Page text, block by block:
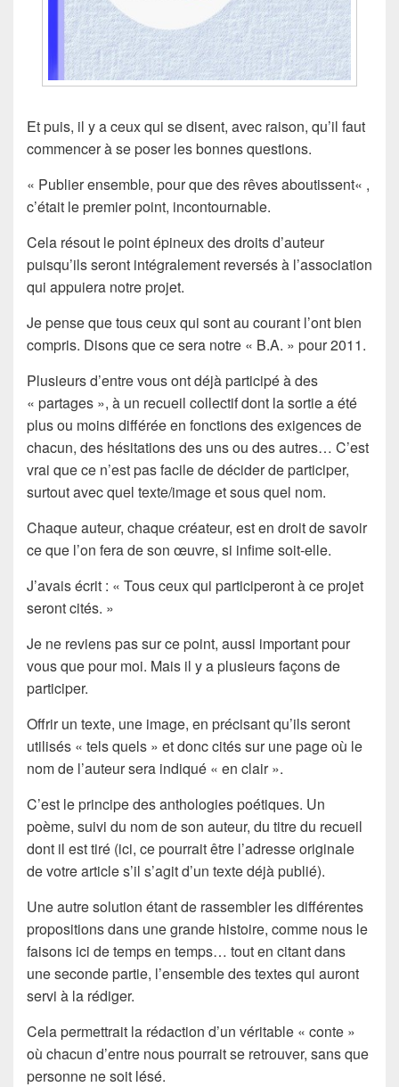
Et puis, il y a ceux qui se disent, avec raison, qu’il faut
commencer à se poser les bonnes questions.
« Publier ensemble, pour que des rêves aboutissent« ,
c’était le premier point, incontournable.
Cela résout le point épineux desdroits d’auteur
puisqu’ils seront intégralement reversés à l’association
qui appuiera notre projet.
Je pense que tous ceux qui sont au courant l’ont bien
compris. Disons que ce sera notre « B.A. » pour 2011.
Plusieurs d’entre vous ont déjà participé à des
« partages », à un recueil collectifdont la sortie a été
plus ou moins différée en fonctions des exigences de
chacun, des hésitations des uns ou des autres… C’est
vrai que ce n’est pas facile de décider de participer,
surtout avec quel texte/image etsous quel nom.
Chaque auteur, chaque créateur, est en droit de savoir
ce que l’on fera de son œuvre, si infime soit-elle.
J’avais écrit : « Tous ceux qui participeront à ce projet
seront cités. »
Je ne reviens pas sur ce point, aussi important pour
vous que pour moi. Mais il y a plusieurs façons de
participer.
Offrir un texte, une image, en précisant qu’ils seront
utilisés « tels quels » et donc cités sur une page où le
nom de l’auteur sera indiqué « en clair ».
C’est le principe desanthologiespoétiques. Un
poème, suivi du nom de son auteur, du titre du recueil
dont il est tiré (ici, ce pourrait être l’adresse originale
de votre article s’il s’agit d’un texte déjà publié).
Une autre solution étant de rassembler les différentes
propositions dans une grande histoire, comme nous le
faisons ici de temps en temps… tout en citant dans
une seconde partie, l’ensemble des textes qui auront
servi à la rédiger.
Cela permettrait la rédaction d’un véritable « conte »
où chacun d’entre nous pourrait se retrouver, sans que
personne ne soit lésé.